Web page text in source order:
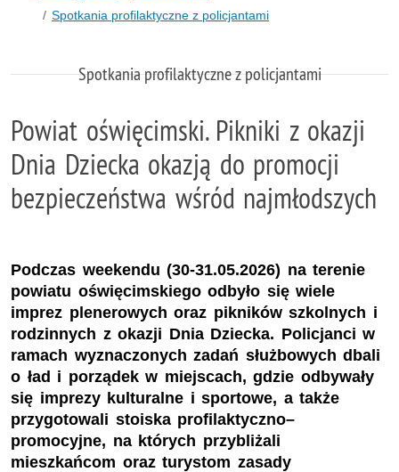
Spotkania profilaktyczne z policjantami
Spotkania profilaktyczne z policjantami
Powiat oświęcimski. Pikniki z okazji
Dnia Dziecka okazją do promocji
bezpieczeństwa wśród najmłodszych
Podczas weekendu (30-31.05.2026) na terenie
powiatu oświęcimskiego odbyło się wiele
imprez plenerowych oraz pikników szkolnych i
rodzinnych z okazji Dnia Dziecka. Policjanci w
ramach wyznaczonych zadań służbowych dbali
o ład i porządek w miejscach, gdzie odbywały
się imprezy kulturalne i sportowe, a także
przygotowali stoiska profilaktyczno–
promocyjne, na których przybliżali
mieszkańcom oraz turystom zasady